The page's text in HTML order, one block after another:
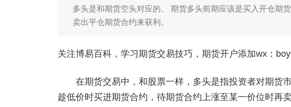
多头是和期货空头对应的。 期货多头前期应该是买入开仓期
卖出平仓期货合约来获利。
关注博易百科，学习期货交易技巧，期货开户添加wx：
在期货交易中，和股票一样，多头是指投资者对期货
趁低价时买进期货合约，待期货合约上涨至某一价位时再